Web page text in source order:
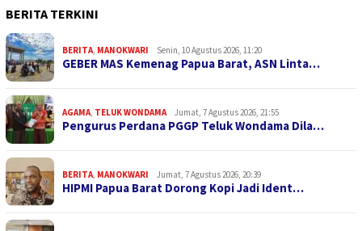
BERITA TERKINI
BERITA, MANOKWARI Senin, 10 Agustus 2026, 11:20
GEBER MAS Kemenag Papua Barat, ASN Linta…
AGAMA, TELUK WONDAMA Jumat, 7 Agustus 2026, 21:55
Pengurus Perdana PGGP Teluk Wondama Dila…
BERITA, MANOKWARI Jumat, 7 Agustus 2026, 20:39
HIPMI Papua Barat Dorong Kopi Jadi Ident…